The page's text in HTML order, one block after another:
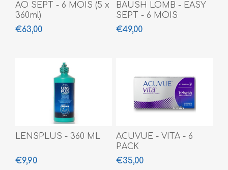
AO SEPT - 6 MOIS (5 x
360ml)
€63,00
BAUSH LOMB - EASY
SEPT - 6 MOIS
€49,00
LENSPLUS - 360 ML
€9,90
ACUVUE - VITA - 6
PACK
€35,00